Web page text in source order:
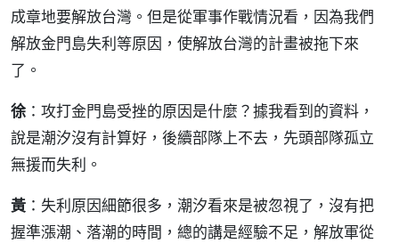
成章地要解放台灣。但是從軍事作戰情況看，因為我們
解放金門島失利等原因，使解放台灣的計畫被拖下來
了。
徐 ：攻打金門島受挫的原因是什麼？據我看到的資料，
說是潮汐沒有計算好，後續部隊上不去，先頭部隊孤立
無援而失利。
黃 ：失利原因細節很多，潮汐看來是被忽視了，沒有把
握準漲潮、落潮的時間，總的講是經驗不足，解放軍從